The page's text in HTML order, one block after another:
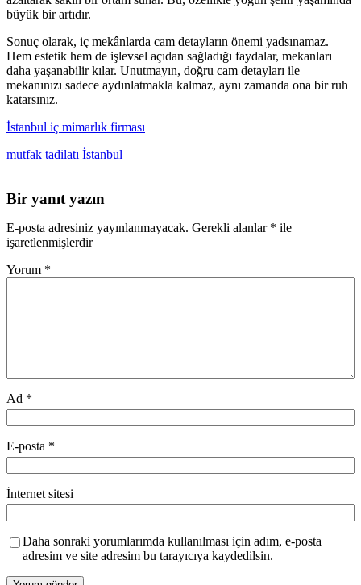
büyük bir artıdır.
Sonuç olarak, iç mekânlarda cam detayların önemi yadsınamaz.
Hem estetik hem de işlevsel açıdan sağladığı faydalar, mekanları
daha yaşanabilir kılar. Unutmayın, doğru cam detayları ile
mekanınızı sadece aydınlatmakla kalmaz, aynı zamanda ona bir ruh
katarsınız.
İstanbul iç mimarlık firması
mutfak tadilatı İstanbul
Bir yanıt yazın
E-posta adresiniz yayınlanmayacak. Gerekli alanlar * ile
işaretlenmişlerdir
Yorum *
Ad *
E-posta *
İnternet sitesi
Daha sonraki yorumlarımda kullanılması için adım, e-posta
adresim ve site adresim bu tarayıcıya kaydedilsin.